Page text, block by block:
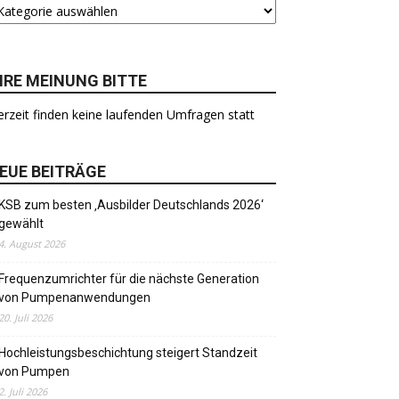
MEINUNG BITTE
finden keine laufenden Umfragen statt
BEITRÄGE
KSB zum besten ‚Ausbilder Deutschlands 2026‘
4. August 2026
Frequenzumrichter für die nächste Generation
Pumpenanwendungen
20. Juli 2026
Hochleistungsbeschichtung steigert Standzeit
Pumpen
2. Juli 2026